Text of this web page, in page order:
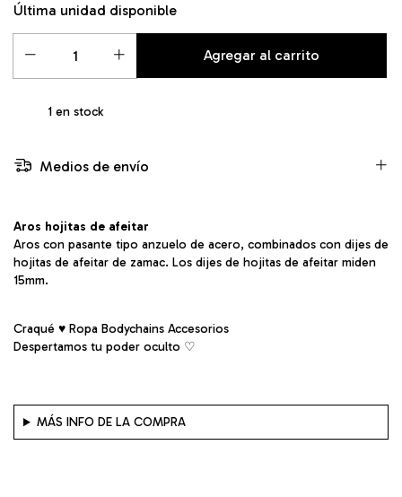
Última unidad disponible
1en stock
Medios de envío
Aros hojitas de afeitar
Aros con pasante tipo anzuelo de acero, combinados con dijes de
hojitas de afeitar de zamac. Los dijes de hojitas de afeitar miden
15mm.
Craqué ♥ Ropa Bodychains Accesorios
Despertamos tu poder oculto ♡︎
MÁS INFO DE LA COMPRA